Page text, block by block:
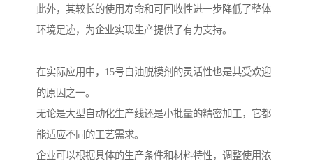
此外，其较长的使用寿命和可回收性进一步降低了整体
环境足迹，为企业实现生产提供了有力支持。
在实际应用中，15号白油脱模剂的灵活性也是其受欢迎
的原因之一。
无论是大型自动化生产线还是小批量的精密加工，它都
能适应不同的工艺需求。
企业可以根据具体的生产条件和材料特性，调整使用浓